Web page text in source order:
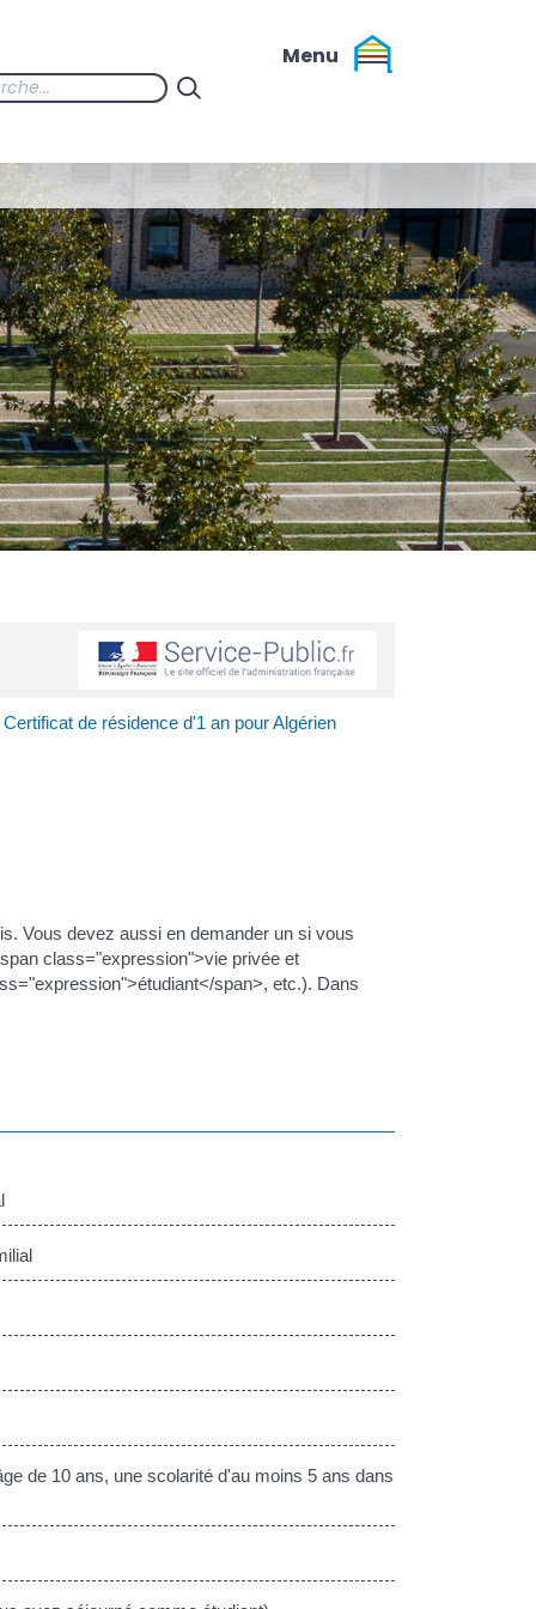
Certificat de résidence d'1 an pour Algérien
Vous devez aussi en demander un si vous
class="expression">vie privée et
span>, etc.). Dans
de 10 ans, une scolarité d'au moins 5 ans dans